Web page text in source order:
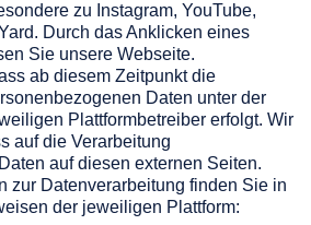
zu Instagram, YouTube,
Durch das Anklicken eines
Sie unsere Webseite.
ab diesem Zeitpunkt die
Daten unter der
Plattformbetreiber erfolgt. Wir
auf die Verarbeitung
auf diesen externen Seiten.
zur Datenverarbeitung finden Sie in
der jeweiligen Plattform: